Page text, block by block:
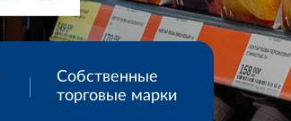
Собственные
торговые марки